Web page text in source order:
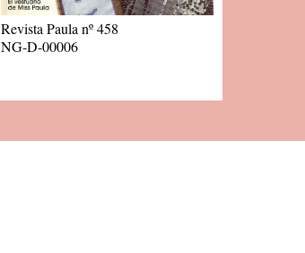
Revista Paula nº 458
NG-D-00006